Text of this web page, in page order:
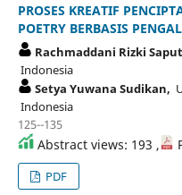
PROSES KREATIF
POETRY BERBASIS
Rachmaddani Rizki
Indonesia
Setya Yuwana Sudikan,
Indonesia
125--135
Abstract views: 193 ,
PDF